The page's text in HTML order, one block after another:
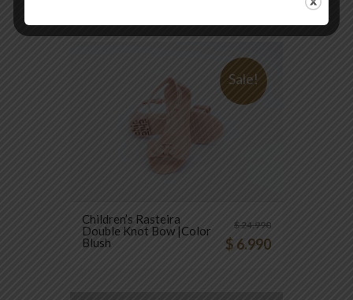
Sale!
Children’s Rasteira
Double Knot Bow |Color
Blush
$24.990
$ 6.990